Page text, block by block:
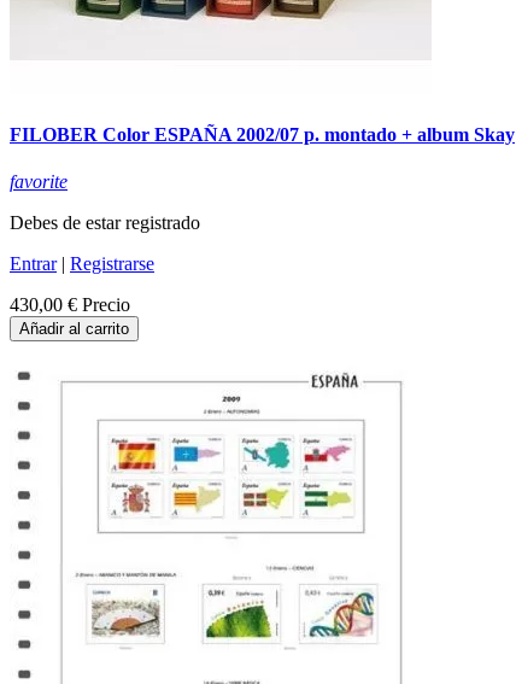
FILOBER Color ESPAÑA 2002/07 p. montado + album Skay
favorite
Debes de estar registrado
Entrar| Registrarse
430,00 € Precio
Añadir al carrito